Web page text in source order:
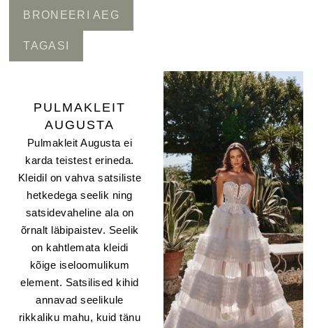
BRONEERI AEG
TAGASI
PULMAKLEIT
AUGUSTA
Pulmakleit Augusta ei
karda teistest erineda.
Kleidil on vahva satsiliste
hetkedega seelik ning
satsidevaheline ala on
õrnalt läbipaistev. Seelik
on kahtlemata kleidi
kõige iseloomulikum
element. Satsilised kihid
annavad seelikule
rikkaliku mahu, kuid tänu